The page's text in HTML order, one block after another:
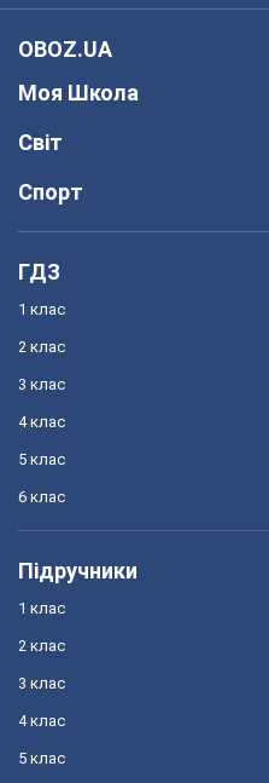
OBOZ.UA
Моя Школа
Світ
Спорт
ГДЗ
1 клас
2 клас
3 клас
4 клас
5 клас
6 клас
Підручники
1 клас
2 клас
3 клас
4 клас
5 клас